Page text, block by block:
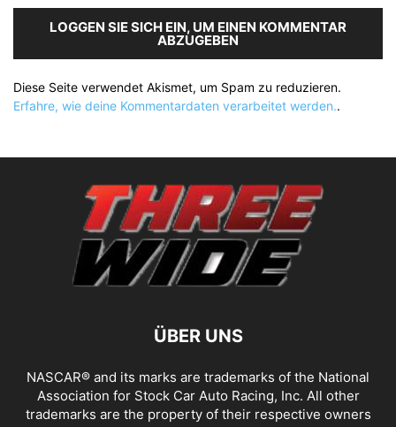
LOGGEN SIE SICH EIN, UM EINEN KOMMENTAR
ABZUGEBEN
Diese Seite verwendet Akismet, um Spam zu reduzieren.
Erfahre, wie deine Kommentardaten verarbeitet werden..
ÜBER UNS
NASCAR® and its marks are trademarks of the National
Association for Stock Car Auto Racing, Inc. All other
trademarks are the property of their respective owners